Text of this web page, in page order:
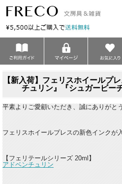
【新入荷】フェリスホイールプ
チュリン』『シュガービー
平素よりご愛顧いただき、誠にありがと
フェリスホイールプレスの新色インクが
【フェリテールシリーズ 20ml】
アドベンチュリン